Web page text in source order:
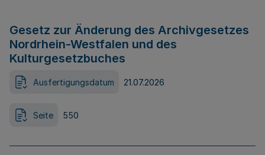
Gesetz zur Änderung des Archivgesetzes
Nordrhein-Westfalen und des
Kulturgesetzbuches
Ausfertigungsdatum 21.07.2026
Seite 550